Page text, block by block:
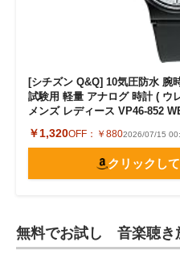
[シチズン Q&Q] 10気圧防水 腕
試験用 軽量 アナログ 時計 ( ウ
メンズ レディース VP46-852
￥1,320OFF： ￥8802026/07/15
クリックし
無料でお試し 音楽聴き